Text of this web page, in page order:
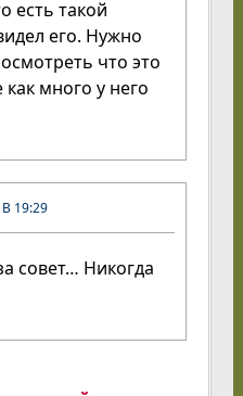
есть такой
его. Нужно
что это
много у него
19:29
совет… Никогда